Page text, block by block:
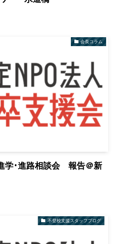
会長コラム
学･進路相談会 報告＠新
不登校支援スタッフブログ